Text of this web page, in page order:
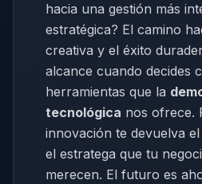
hacia una gestión más
estratégica? El camino
creativa y el éxito
alcance cuando decides
herramientas que la
tecnológica nos ofrece.
innovación te devuelva
el estratega que tu
merecen. El futuro es